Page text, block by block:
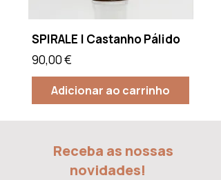
SPIRALE | Castanho Pálido
Preço
90,00 €
Adicionar ao carrinho
Receba as nossas
novidades!